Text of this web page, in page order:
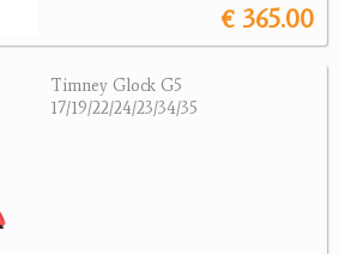
€ 365.00
Timney Glock G5
17/19/22/24/23/34/35